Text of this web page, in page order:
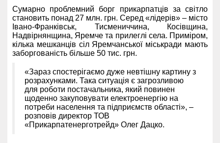
Сумарно проблемний борг прикарпатців за світло
становить понад 27 млн. грн. Серед «лідерів» – місто
Івано-Франківськ, Тисмениччина, Косівщина,
Надвірнянщина, Яремче та прилеглі села. Приміром,
кілька мешканців сіл Яремчанської міськради мають
заборгованість більше 50 тис. грн.
«Зараз спостерігаємо дуже невтішну картину з
розрахунками. Така ситуація є загрозливою
для роботи постачальника, який повинен
щоденно закуповувати електроенергію на
потреби населення та підприємств області», –
розповів директор ТОВ
«Прикарпатенерготрейд» Олег Дацко.